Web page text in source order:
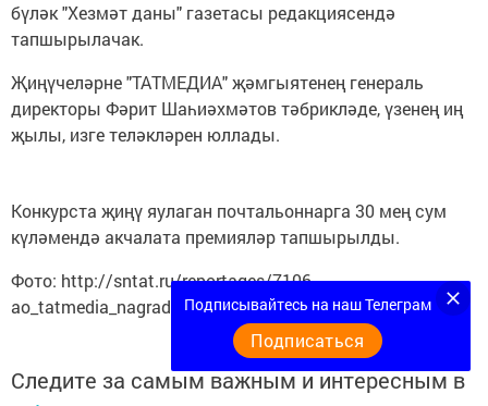
бүләк "Хезмәт даны" газетасы редакциясендә
тапшырылачак.
Җиңүчеләрне "ТАТМЕДИА" җәмгыятенең генераль
директоры Фәрит Шаһиәхмәтов тәбрикләде, үзенең иң
җылы, изге теләкләрен юллады.
Конкурста җиңү яулаган почтальоннарга 30 мең сум
күләмендә акчалата премияләр тапшырылды.
Фото: http://sntat.ru/reportages/7106-
ao_tatmedia_nagradila_luchshikh_pochtalonov
Следите за самым важным и интересным в
Подписывайтесь на наш Телеграм
Подписаться